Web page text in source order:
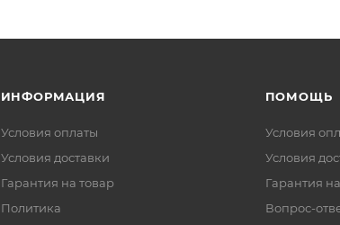
ИНФОРМАЦИЯ
Условия оплаты
Условия доставки
Гарантия на товар
Политика
ПОМОЩЬ
Условия
Условия
Гарантия
Вопрос-